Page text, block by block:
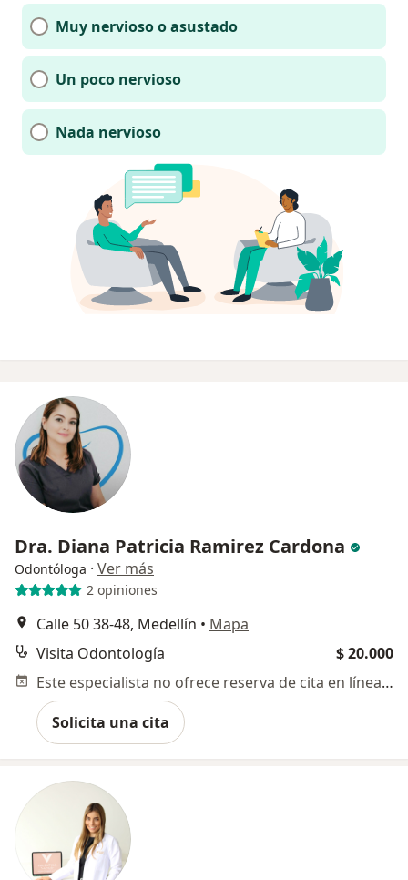
Muy nervioso o asustado
Un poco nervioso
Nada nervioso
Dra. Diana Patricia Ramirez Cardona
Odontóloga · Ver más
2 opiniones
Calle 50 38-48, Medellín • Mapa
Visita Odontología
$ 20.000
Este especialista no ofrece reserva de cita en línea en esta dirección.
Solicita una cita